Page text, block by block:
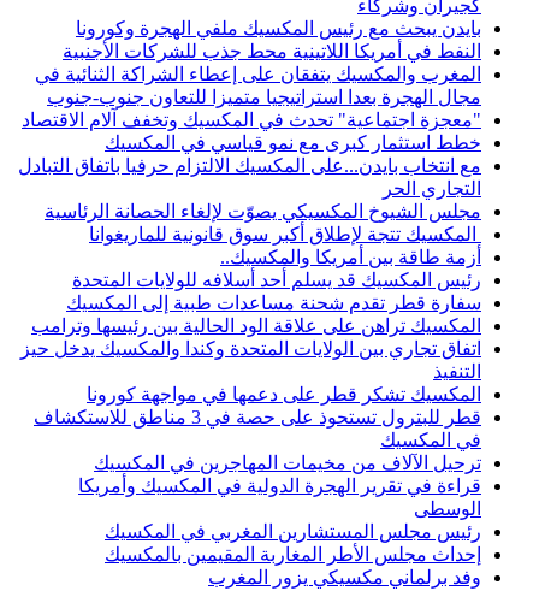
كجيران وشركاء
بايدن يبحث مع رئيس المكسيك ملفي الهجرة وكورونا
النفط في أمريكا اللاتينية محط جذب للشركات الأجنبية
المغرب والمكسيك يتفقان على إعطاء الشراكة الثنائية في
مجال الهجرة بعدا استراتيجيا متميزا للتعاون جنوب-جنوب
"معجزة اجتماعية" تحدث في المكسيك وتخفف آلام الاقتصاد
خطط استثمار كبرى مع نمو قياسي في المكسيك
مع انتخاب بايدن...على المكسيك الالتزام حرفيا باتفاق التبادل
التجاري الحر
مجلس الشيوخ المكسيكي يصوّت لإلغاء الحصانة الرئاسية
المكسيك تتجة لإطلاق أكبر سوق قانونية للماريغوانا
أزمة طاقة بين أمريكا والمكسيك..
رئيس المكسيك قد يسلم أحد أسلافه للولايات المتحدة
سفارة قطر تقدم شحنة مساعدات طبية إلى المكسيك
المكسيك تراهن على علاقة الود الحالية بين رئيسها وترامب
اتفاق تجاري بين الولايات المتحدة وكندا والمكسيك يدخل حيز
التنفيذ
المكسيك تشكر قطر على دعمها في مواجهة كورونا
قطر للبترول تستحوذ على حصة في 3 مناطق للاستكشاف
في المكسيك
ترحيل الآلاف من مخيمات المهاجرين في المكسيك
قراءة في تقرير الهجرة الدولية في المكسيك وأمريكا
الوسطى
رئيس مجلس المستشارين المغربي في المكسيك
إحداث مجلس الأطر المغاربة المقيمين بالمكسيك
وفد برلماني مكسيكي يزور المغرب